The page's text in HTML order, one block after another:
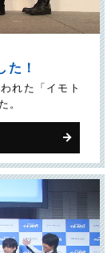
た！
れた「イモト
。